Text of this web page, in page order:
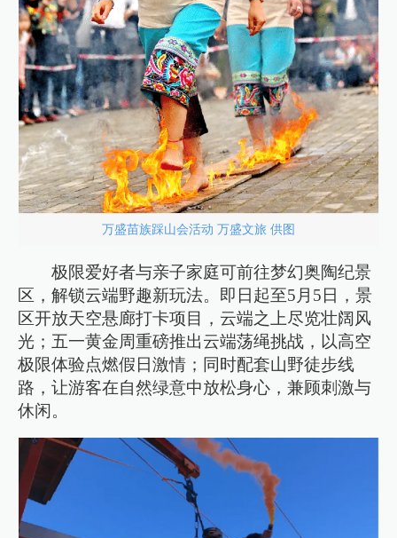
万盛苗族踩山会活动 万盛文旅 供图
极限爱好者与亲子家庭可前往梦幻奥陶纪景
区，解锁云端野趣新玩法。即日起至5月5日，景
区开放天空悬廊打卡项目，云端之上尽览壮阔风
光；五一黄金周重磅推出云端荡绳挑战，以高空
极限体验点燃假日激情；同时配套山野徒步线
路，让游客在自然绿意中放松身心，兼顾刺激与
休闲。